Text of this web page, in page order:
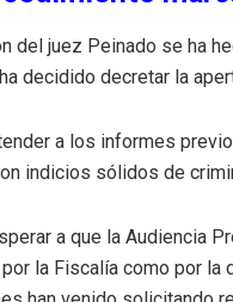
del juez Peinado se ha
decidido decretar la
a los informes
indicios sólidos de
a que la Audiencia
la Fiscalía como por